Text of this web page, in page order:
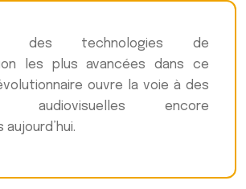
des technologies de
les plus avancées dans ce
ouvre la voie à des
audiovisuelles encore
aujourd’hui.